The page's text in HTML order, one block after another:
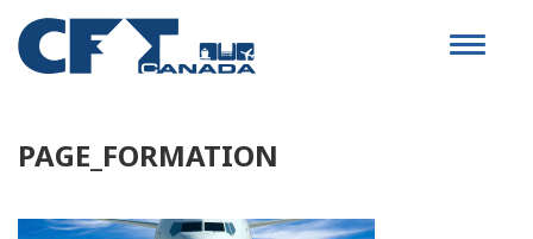
Toggle
PAGE_FORMATION